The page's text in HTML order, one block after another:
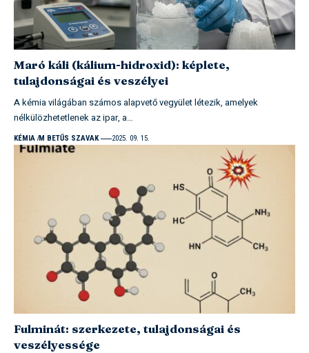
Maró káli (kálium-hidroxid): képlete,
tulajdonságai és veszélyei
A kémia világában számos alapvető vegyület létezik, amelyek
nélkülözhetetlenek az ipar, a…
KÉMIA M BETŰS SZAVAK 2025. 09. 15.
Fulminát: szerkezete, tulajdonságai és
veszélyessége